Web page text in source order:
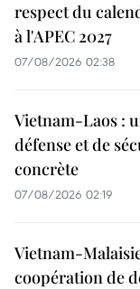
respect du
à l'APEC 2027
07/08/2026 02:38
Vietnam-Laos :
défense et de
concrète
07/08/2026 02:19
Vietnam-
coopération de